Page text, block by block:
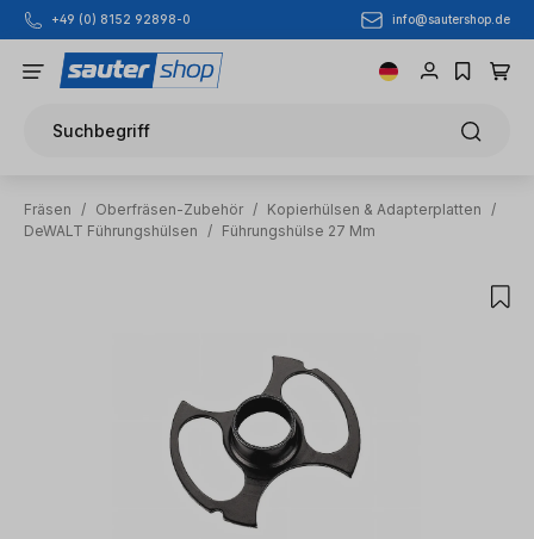
Zum Hauptinhalt springen
+49 (0) 8152 92898-0 info@sautershop.de
Suchbegriff
Fräsen / Oberfräsen-Zubehör / Kopierhülsen & Adapterplatten
/
DeWALT Führungshülsen
/ Führungshülse 27 Mm